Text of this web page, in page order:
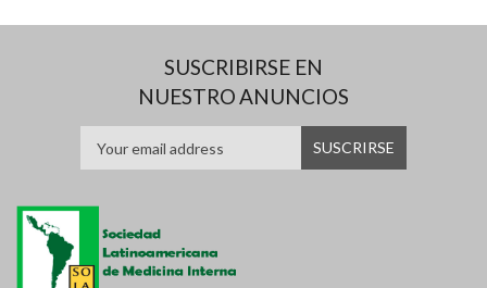
SUSCRIBIRSE EN
NUESTRO ANUNCIOS